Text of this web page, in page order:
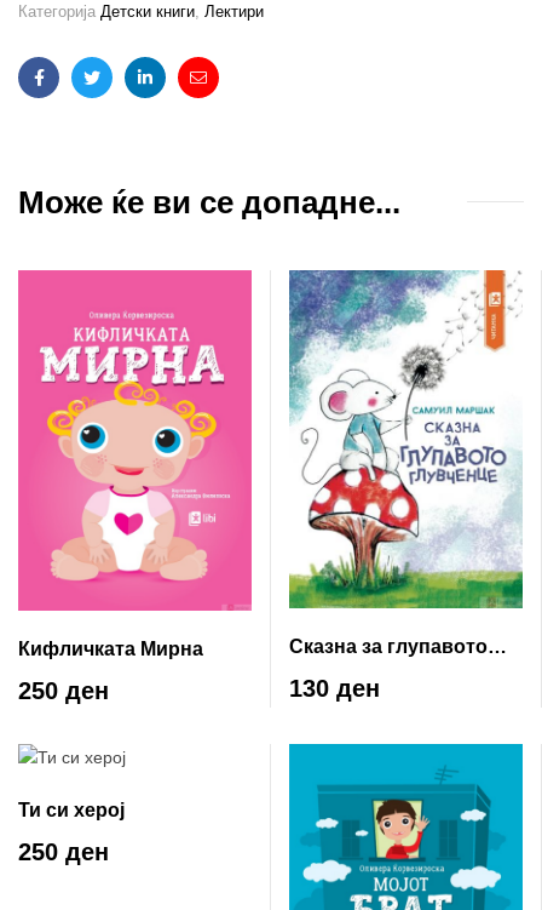
Категорија Детски книги Лектири
FacebookTwitterLinkedinEmail
Може ќе ви се допадне...
Кифличката Мирна
250 ден
Сказна за глупавото
глувченце
130 ден
Ти си херој
250 ден